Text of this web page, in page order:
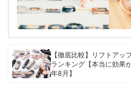
【徹底比較】リフトアッ
ランキング【本当に効果
年8月】